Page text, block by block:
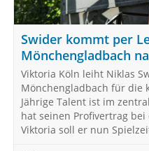
Swider kommt per
Mönchengladbach
Viktoria Köln leiht Niklas
Mönchengladbach für die
Jährige Talent ist im
hat seinen Profivertrag
Viktoria soll er nun